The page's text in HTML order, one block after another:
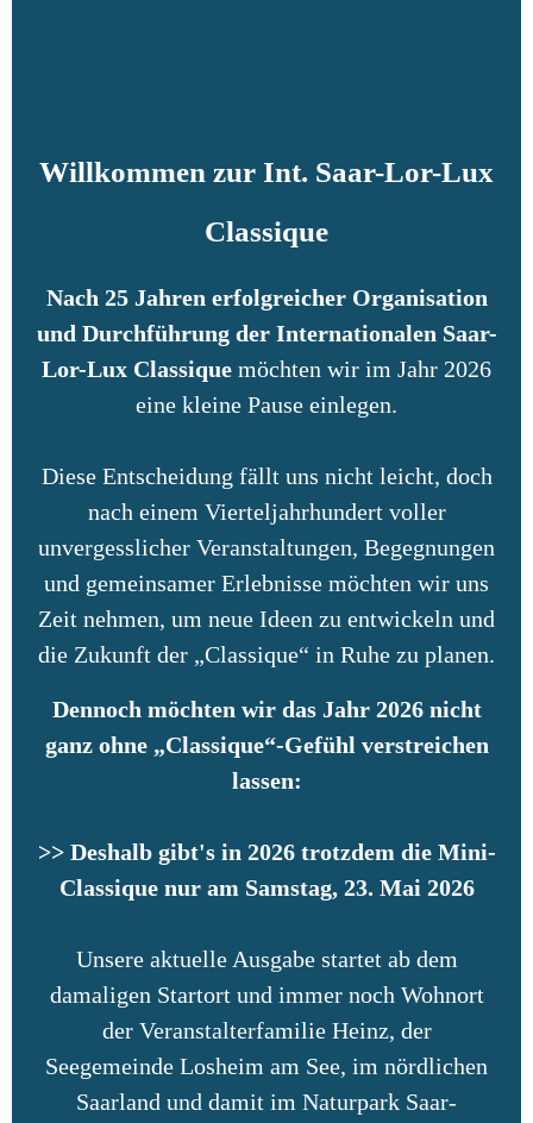
Willkommen zur Int. Saar-Lor-Lux
Classique
Nach 25 Jahren erfolgreicher Organisation
und Durchführung der Internationalen Saar-
Lor-Lux Classique möchten wir im Jahr 2026
eine kleine Pause einlegen.
Diese Entscheidung fällt uns nicht leicht, doch
nach einem Vierteljahrhundert voller
unvergesslicher Veranstaltungen, Begegnungen
und gemeinsamer Erlebnisse möchten wir uns
Zeit nehmen, um neue Ideen zu entwickeln und
die Zukunft der „Classique“ in Ruhe zu planen.
Dennoch möchten wir das Jahr 2026 nicht
ganz ohne „Classique“-Gefühl verstreichen
lassen:
>> Deshalb gibt's in 2026 trotzdem die Mini-
Classiquenur am Samstag, 23. Mai 2026
Unsere aktuelle Ausgabe startet ab dem
damaligen Startort und immer noch Wohnort
der Veranstalterfamilie Heinz, der
Seegemeinde Losheim am See, im nördlichen
Saarland und damit im Naturpark Saar-